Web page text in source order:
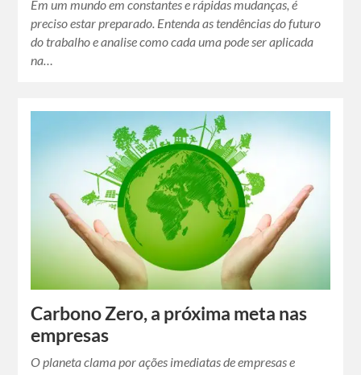
Em um mundo em constantes e rápidas mudanças, é
preciso estar preparado. Entenda as tendências do futuro
do trabalho e analise como cada uma pode ser aplicada
na…
Carbono Zero, a próxima meta nas
empresas
O planeta clama por ações imediatas de empresas e